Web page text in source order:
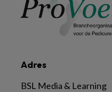
Adres
BSL Media & Learning